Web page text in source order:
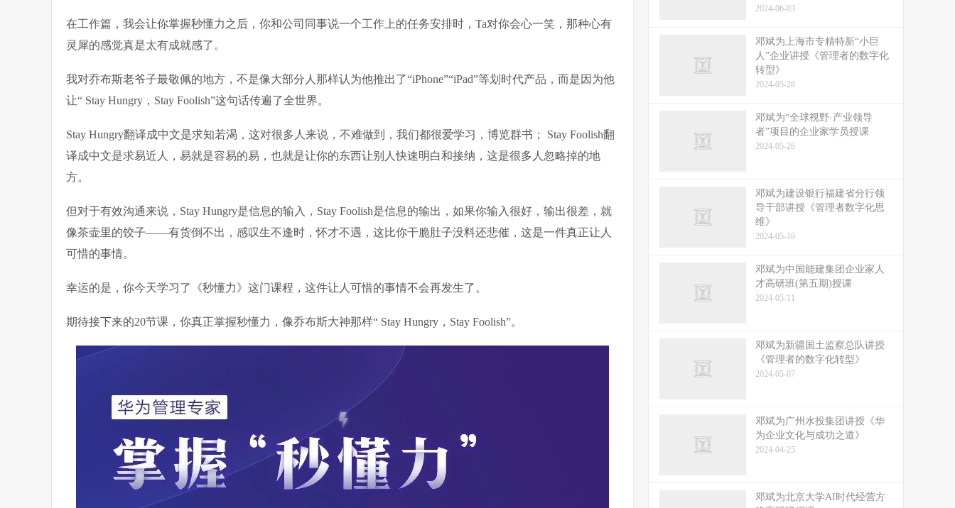
在工作篇，我会让你掌握秒懂力之后，你和公司同事说一个工作上的任务安排时，Ta对你会心一笑，那种心有
灵犀的感觉真是太有成就感了。
我对乔布斯老爷子最敬佩的地方，不是像大部分人那样认为他推出了“iPhone”“iPad”等划时代产品，而是因为他
让“ Stay Hungry，Stay Foolish”这句话传遍了全世界。
Stay Hungry翻译成中文是求知若渴，这对很多人来说，不难做到，我们都很爱学习，博览群书； Stay Foolish翻
译成中文是求易近人，易就是容易的易，也就是让你的东西让别人快速明白和接纳，这是很多人忽略掉的地
方。
但对于有效沟通来说，Stay Hungry是信息的输入，Stay Foolish是信息的输出，如果你输入很好，输出很差，就
像茶壶里的饺子——有货倒不出，感叹生不逢时，怀才不遇，这比你干脆肚子没料还悲催，这是一件真正让人
可惜的事情。
幸运的是，你今天学习了《秒懂力》这门课程，这件让人可惜的事情不会再发生了。
期待接下来的20节课，你真正掌握秒懂力，像乔布斯大神那样“ Stay Hungry，Stay Foolish”。
2024-06-03
邓斌为上海市专精特新“小巨
人”企业讲授《管理者的数字化
转型》
2024-05-28
邓斌为“全球视野·产业领导
者”项目的企业家学员授课
2024-05-26
邓斌为建设银行福建省分行领
导干部讲授《管理者数字化思
维》
2024-05-16
邓斌为中国能建集团企业家人
才高研班(第五期)授课
2024-05-11
邓斌为新疆国土监察总队讲授
《管理者的数字化转型》
2024-05-07
邓斌为广州水投集团讲授《华
为企业文化与成功之道》
2024-04-25
邓斌为北京大学AI时代经营方